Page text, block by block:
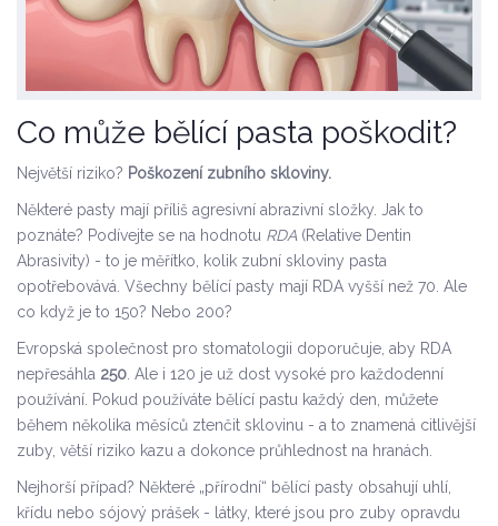
Co může bělící pasta poškodit?
Největší riziko? Poškození zubního skloviny.
Některé pasty mají příliš agresivní abrazivní složky. Jak to
poznáte? Podívejte se na hodnotu RDA(Relative Dentin
Abrasivity) - to je měřítko, kolik zubní skloviny pasta
opotřebovává. Všechny bělící pasty mají RDA vyšší než 70. Ale
co když je to 150? Nebo 200?
Evropská společnost pro stomatologii doporučuje, aby RDA
nepřesáhla 250. Ale i 120 je už dost vysoké pro každodenní
používání. Pokud používáte bělící pastu každý den, můžete
během několika měsíců ztenčit sklovinu - a to znamená citlivější
zuby, větší riziko kazu a dokonce průhlednost na hranách.
Nejhorší případ? Některé „přírodní“ bělící pasty obsahují uhlí,
křídu nebo sójový prášek - látky, které jsou pro zuby opravdu